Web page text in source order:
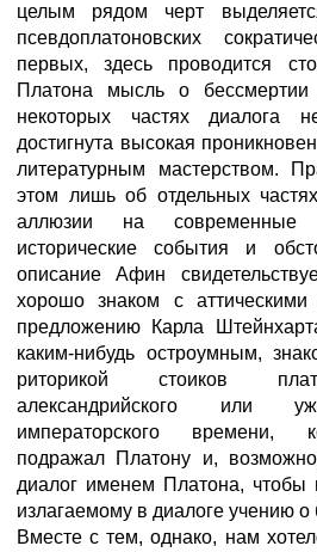
целым рядом черт
псевдоплатоновских
первых, здесь проводится
Платона мысль о
некоторых частях диалога
достигнута высокая
литературным мастерством.
этом лишь об отдельных
аллюзии на современные
исторические события и
описание Афин
хорошо знаком с
предложению Карла
каким-нибудь остроумным,
риторикой стоиков
александрийского или
императорского времени,
подражал Платону и,
диалог именем Платона, чтобы
излагаемому в диалоге учению
Вместе с тем, однако, нам